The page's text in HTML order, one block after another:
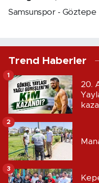
Samsunspor - Göztepe
Trend Haberler
20.
1
2
3